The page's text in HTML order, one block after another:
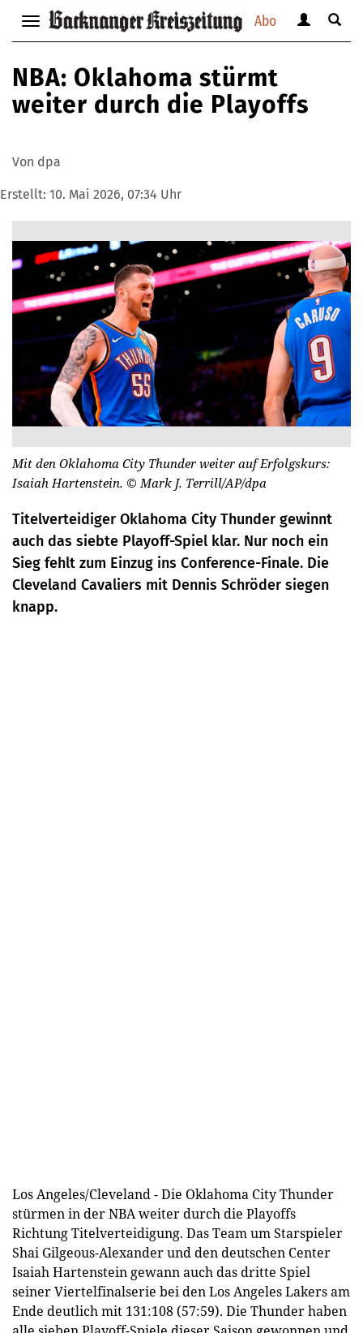
Abo
Navigation
anzeigen
verbergen
anzeigen
Suche
NBA: Oklahoma stürmt
weiter durch die Playoffs
Von dpa
Erstellt: 10. Mai 2026, 07:34 Uhr
Mit den Oklahoma City Thunder weiter auf Erfolgskurs:
Isaiah Hartenstein. © Mark J. Terrill/AP/dpa
Titelverteidiger Oklahoma City Thunder gewinnt
auch das siebte Playoff-Spiel klar. Nur noch ein
Sieg fehlt zum Einzug ins Conference-Finale. Die
Cleveland Cavaliers mit Dennis Schröder siegen
knapp.
Los Angeles/Cleveland - Die Oklahoma City Thunder
stürmen in der NBA weiter durch die Playoffs
Richtung Titelverteidigung. Das Team um Starspieler
Shai Gilgeous-Alexander und den deutschen Center
Isaiah Hartenstein gewann auch das dritte Spiel
seiner Viertelfinalserie bei den Los Angeles Lakers am
Ende deutlich mit 131:108 (57:59). Die Thunder haben